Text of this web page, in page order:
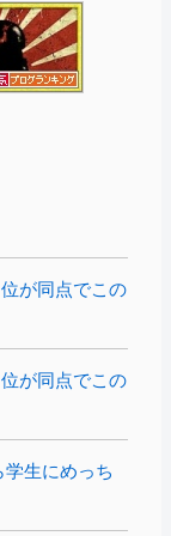
が同点でこの
が同点でこの
学生にめっち